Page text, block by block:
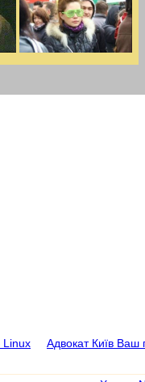
Linux Адвокат Київ Ваш